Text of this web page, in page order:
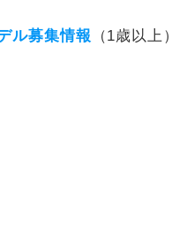
ル募集情報 （1歳以上）